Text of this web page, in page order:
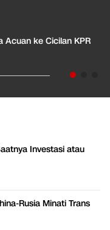
Acuan ke Cicilan KPR
Investasi atau
Rusia Minati Trans